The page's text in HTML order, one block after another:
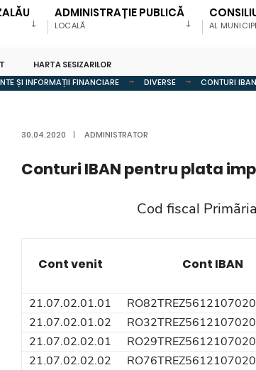
ADMINISTRAȚIE PUBLICĂ
LOCALĂ AL
HARTA SESIZARILOR
ȘI INFORMAȚII FINANCIARE DIVERSE CONTURI
30.04.2020 | ADMINISTRATOR
Conturi IBAN pentru plata
Cod fiscal
Cont venit Cont IBAN
21.07.02.01.01
21.07.02.01.02
21.07.02.02.01
21.07.02.02.02